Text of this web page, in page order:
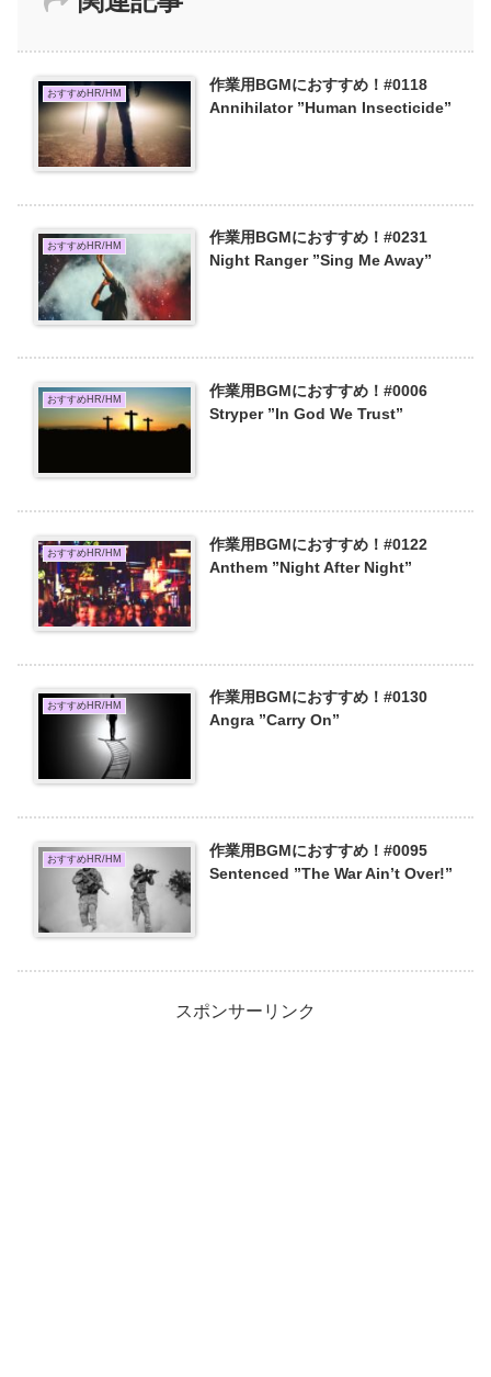
おすすめHR/HM
作業用BGMにおすすめ！#0118
Annihilator ”Human Insecticide”
おすすめHR/HM
作業用BGMにおすすめ！#0231
Night Ranger ”Sing Me Away”
おすすめHR/HM
作業用BGMにおすすめ！#0006
Stryper ”In God We Trust”
おすすめHR/HM
作業用BGMにおすすめ！#0122
Anthem ”Night After Night”
おすすめHR/HM
作業用BGMにおすすめ！#0130
Angra ”Carry On”
おすすめHR/HM
作業用BGMにおすすめ！#0095
Sentenced ”The War Ain’t Over!”
スポンサーリンク